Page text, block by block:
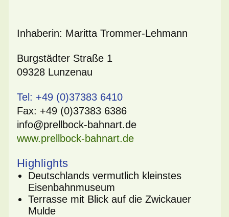
Inhaberin: Maritta Trommer-Lehmann
Burgstädter Straße 1
09328 Lunzenau
Tel: +49 (0)37383 6410
Fax: +49 (0)37383 6386
info@prellbock-bahnart.de
www.prellbock-bahnart.de
Highlights
Deutschlands vermutlich kleinstes
Eisenbahnmuseum
Terrasse mit Blick auf die Zwickauer
Mulde